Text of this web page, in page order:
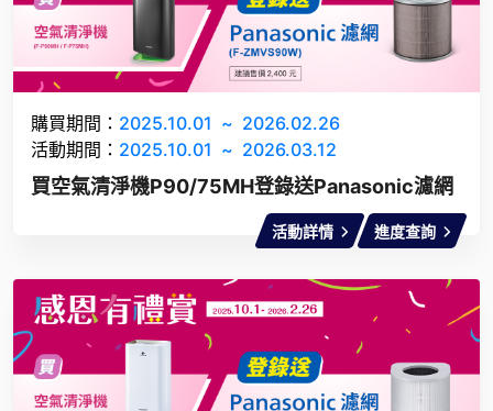
購買期間： 2025.10.01 ~ 2026.02.26
活動期間： 2025.10.01 ~ 2026.03.12
買空氣清淨機P90/75MH登錄送Panasonic濾網
活動詳情 進度查詢